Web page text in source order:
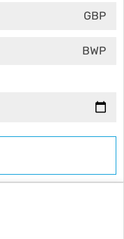
GBP
BWP